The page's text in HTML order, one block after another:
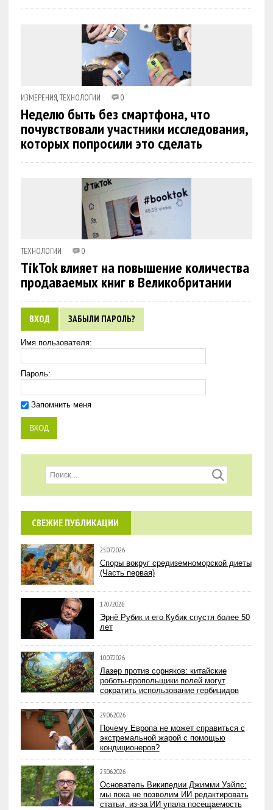
ИЗМЕРЕНИЯ,ТЕХНОЛОГИИ 0
Неделю быть без смартфона, что
почувствовали участники исследования,
которых попросили это сделать
ТЕХНОЛОГИИ 0
TikTok влияет на повышение количества
продаваемых книг в Великобритании
ВХОД ЗАБЫЛИ ПАРОЛЬ?
Имя пользователя:
Пароль:
Запомнить меня
СВЕЖИЕ ПУБЛИКАЦИИ
25.07.2026
Споры вокруг средиземноморской диеты
(Часть первая)
17.07.2026
Эрнё Рубик и его Кубик спустя более 50
лет
10.07.2026
Лазер против сорняков: китайские
роботы-пропольщики полей могут
сократить использование гербицидов
29.06.2026
Почему Европа не может справиться с
экстремальной жарой с помощью
кондиционеров?
23.06.2026
Основатель Википедии Джимми Уэйлс:
мы пока не позволим ИИ редактировать
статьи, из-за ИИ упала посещаемость